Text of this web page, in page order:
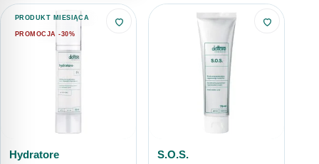
promieniowanie UV czy zanieczyszczenia. Nocą natomiast
krem powinien stymulować procesy regeneracyjne.
PRODUKT MIESIĄCA
PROMOCJA -30%
Hydratore S.O.S.